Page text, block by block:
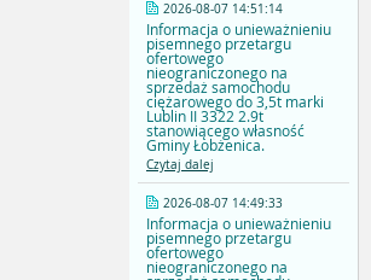
2026-08-07 14:51:14
Informacja o unieważnieniu
pisemnego przetargu
ofertowego
nieograniczonego na
sprzedaż samochodu
ciężarowego do 3,5t marki
Lublin II 3322 2.9t
stanowiącego własność
Gminy Łobżenica.
Czytaj dalej
2026-08-07 14:49:33
Informacja o unieważnieniu
pisemnego przetargu
ofertowego
nieograniczonego na